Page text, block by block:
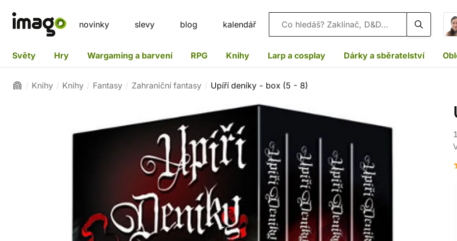
novinky slevy blog kalendář Vyhledávání
Světy Hry Wargaming a barvení RPG Knihy Larp a cosplay Dárky a sběratelství
Knihy Knihy Fantasy Zahraniční fantasy Upíří deníky - box (5 - 8)